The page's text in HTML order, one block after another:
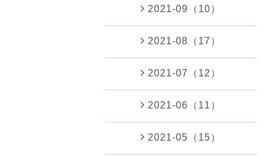
2021-09（10）
2021-08（17）
2021-07（12）
2021-06（11）
2021-05（15）